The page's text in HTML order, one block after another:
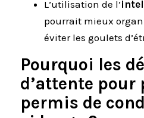
L’utilisation de l’
pourrait mieux
éviter les goulets
Pourquoi les
d’attente pour
permis de